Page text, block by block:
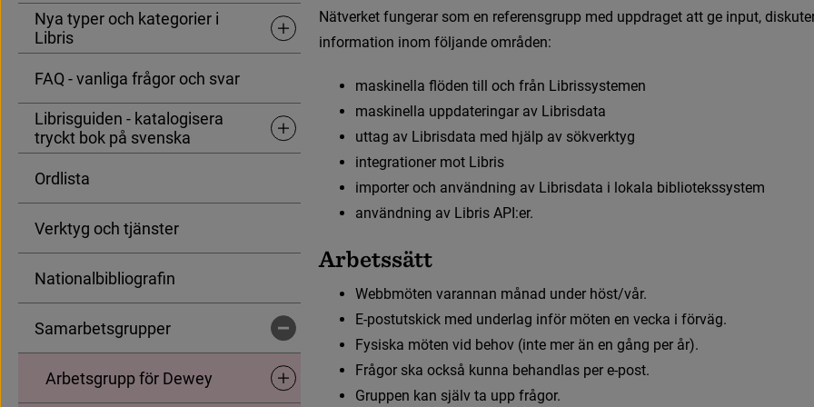
Nya typer och kategorier i
Libris
Undersidor för Nya typer och kategorier i Libris
FAQ - vanliga frågor och svar
Librisguiden - katalogisera
tryckt bok på svenska
Undersidor för Librisguiden - katalogisera tryckt bok på svenska
Ordlista
Verktyg och tjänster
Nationalbibliografin
Samarbetsgrupper Undersidor för Samarbetsgrupper
Arbetsgrupp för Dewey Undersidor för Arbetsgrupp för Dewey
Nätverket fungerar som en referensgrupp med uppdraget att ge input, diskute
information inom följande områden:
maskinella föden till och från Librissystemen
maskinella uppdateringar av Librisdata
uttag av Librisdata med hjälp av sökverktyg
integrationer mot Libris
importer och användning av Librisdata i lokala bibliotekssystem
användning av Libris API:er.
Arbetssätt
Webbmöten varannan månad under höst/vår.
E-postutskick med underlag inför möten en vecka i förväg.
Fysiska möten vid behov (inte mer än en gång per år).
Frågor ska också kunna behandlas per e-post.
Gruppen kan själv ta upp frågor.